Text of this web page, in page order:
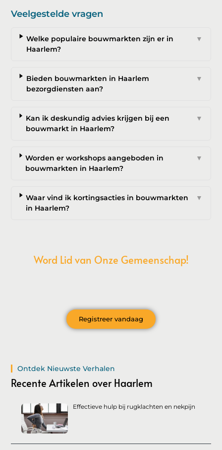
Veelgestelde vragen
Welke populaire bouwmarkten zijn er in
Haarlem?
▼
Bieden bouwmarkten in Haarlem
bezorgdiensten aan?
▼
Kan ik deskundig advies krijgen bij een
bouwmarkt in Haarlem?
▼
Worden er workshops aangeboden in
bouwmarkten in Haarlem?
▼
Waar vind ik kortingsacties in bouwmarkten
in Haarlem?
▼
Word Lid van Onze Gemeenschap!
Registreer vandaag
Ontdek Nieuwste Verhalen
Recente Artikelen over Haarlem
Effectieve hulp bij rugklachten en nekpijn